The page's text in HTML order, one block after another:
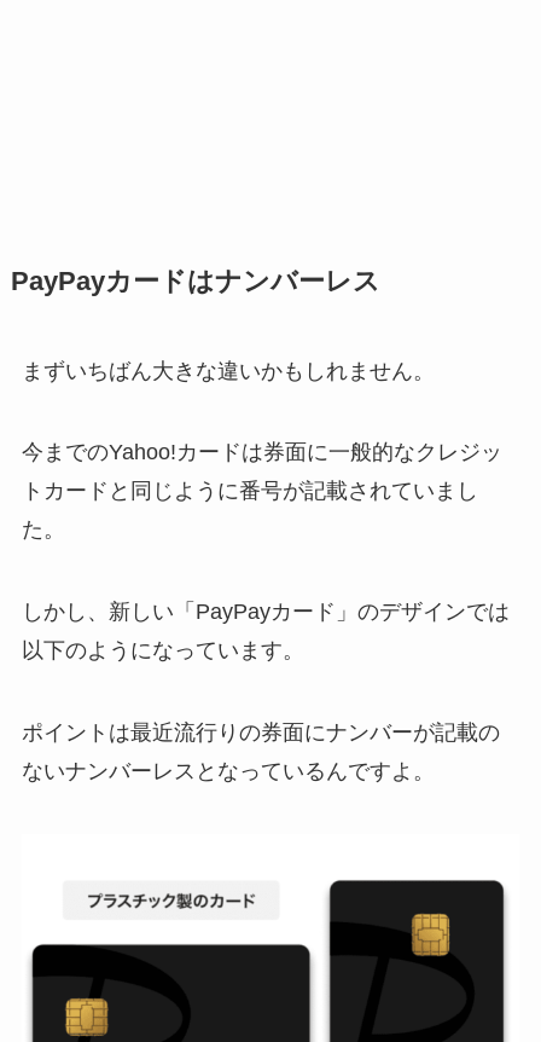
PayPayカードはナンバーレス
まずいちばん大きな違いかもしれません。
今までのYahoo!カードは券面に一般的なクレジッ
トカードと同じように番号が記載されていまし
た。
しかし、新しい「PayPayカード」のデザインでは
以下のようになっています。
ポイントは最近流行りの券面にナンバーが記載の
ないナンバーレスとなっているんですよ。